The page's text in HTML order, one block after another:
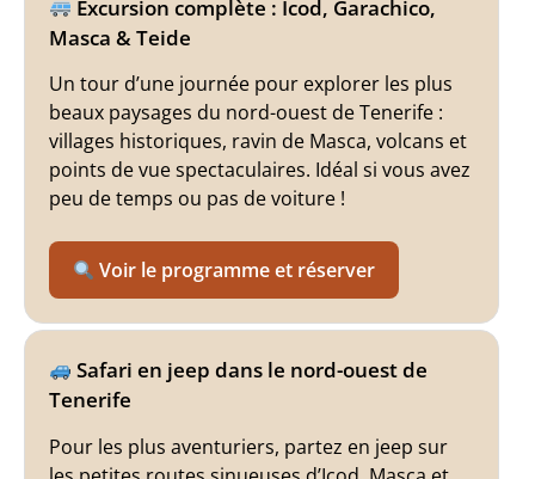
Excursion complète : Icod, Garachico,
Masca & Teide
Un tour d’une journée pour explorer les plus
beaux paysages du nord-ouest de Tenerife :
villages historiques, ravin de Masca, volcans et
points de vue spectaculaires. Idéal si vous avez
peu de temps ou pas de voiture !
Voir le programme et réserver
Safari en jeep dans le nord-ouest de
Tenerife
Pour les plus aventuriers, partez en jeep sur